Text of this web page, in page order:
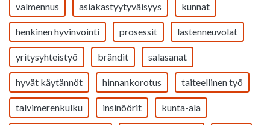
valmennus asiakastyytyväisyys kunnat
henkinen hyvinvointi prosessit lastenneuvolat
yritysyhteistyö brändit salasanat
hyvät käytännöt hinnankorotus taiteellinen työ
talvimerenkulku insinöörit kunta-ala